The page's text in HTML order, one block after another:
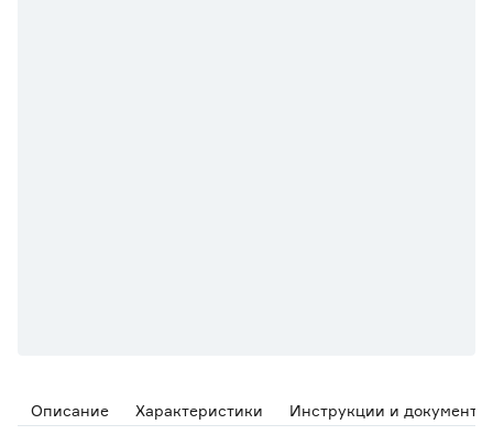
Описание Характеристики Инструкции и документы